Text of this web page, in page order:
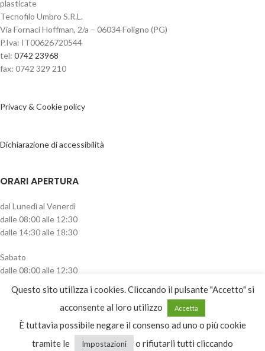
plasticate
Tecnofilo Umbro S.R.L.
Via Fornaci Hoffman, 2/a – 06034 Foligno (PG)
P.Iva: IT00626720544
tel: 0742 23968
fax: 0742 329 210
Privacy & Cookie policy
Dichiarazione di accessibilità
ORARI APERTURA
dal Lunedì al Venerdì
dalle 08:00 alle 12:30
dalle 14:30 alle 18:30
Sabato
dalle 08:00 alle 12:30
CATEGORIE PRODOTTO
Recinti elettrici
Questo sito utilizza i cookies. Cliccando il pulsante "Accetto" si
acconsente al loro utilizzo
Accetta
È tuttavia possibile negare il consenso ad uno o più cookie
tramite le
Impostazioni o rifiutarli tutti cliccando